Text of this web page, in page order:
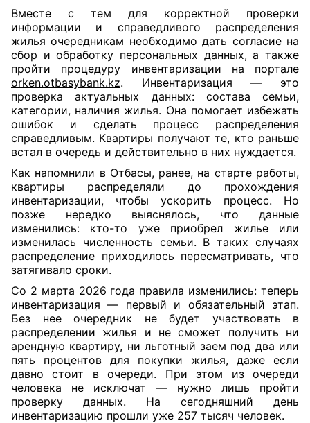
Вместе с тем для корректной проверки
информации и справедливого распределения
жилья очередникам необходимо дать согласие на
сбор и обработку персональных данных, а также
пройти процедуру инвентаризации на портале
orken.otbasybank.kz. Инвентаризация — это
проверка актуальных данных: состава семьи,
категории, наличия жилья. Она помогает избежать
ошибок и сделать процесс распределения
справедливым. Квартиры получают те, кто раньше
встал в очередь и действительно в них нуждается.
Как напомнили в Отбасы, ранее, на старте работы,
квартиры распределяли до прохождения
инвентаризации, чтобы ускорить процесс. Но
позже нередко выяснялось, что данные
изменились: кто-то уже приобрел жилье или
изменилась численность семьи. В таких случаях
распределение приходилось пересматривать, что
затягивало сроки.
Со 2 марта 2026 года правила изменились: теперь
инвентаризация — первый и обязательный этап.
Без нее очередник не будет участвовать в
распределении жилья и не сможет получить ни
арендную квартиру, ни льготный заем под два или
пять процентов для покупки жилья, даже если
давно стоит в очереди. При этом из очереди
человека не исключат — нужно лишь пройти
проверку данных. На сегодняшний день
инвентаризацию прошли уже 257 тысяч человек.